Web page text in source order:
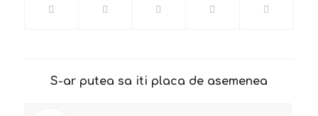
S-ar putea sa iti placa de asemenea